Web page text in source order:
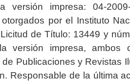
versión impresa: 04-2009-
por el Instituto
de Título: 13449 y
versión impresa, ambos
de Publicaciones y Revistas
Responsable de la última